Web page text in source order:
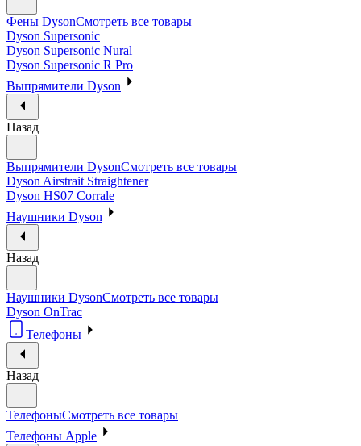
Фены DysonСмотреть все товары
Dyson Supersonic
Dyson Supersonic Nural
Dyson Supersonic R Pro
Выпрямители Dyson
Назад
Выпрямители DysonСмотреть все товары
Dyson Airstrait Straightener
Dyson HS07 Corrale
Наушники Dyson
Назад
Наушники DysonСмотреть все товары
Dyson OnTrac
Телефоны
Назад
ТелефоныСмотреть все товары
Телефоны Apple